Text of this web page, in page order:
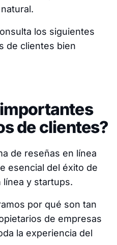
los siguientes
de clientes bien
de clientes?
de reseñas en línea
esencial del éxito de
y startups.
por qué son tan
de empresas
la experiencia del